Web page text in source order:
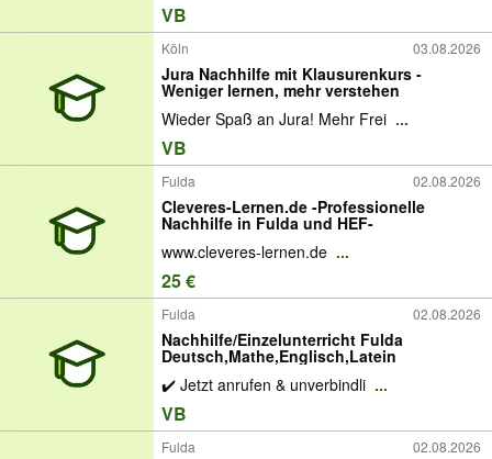
VB
Köln 03.08.2026
Jura Nachhilfe mit Klausurenkurs -
Weniger lernen, mehr verstehen
Wieder Spaß an Jura! Mehr Frei ...
VB
Fulda 02.08.2026
Cleveres-Lernen.de -Professionelle
Nachhilfe in Fulda und HEF-
www.cleveres-lernen.de ...
25 €
Fulda 02.08.2026
Nachhilfe/Einzelunterricht Fulda
Deutsch,Mathe,Englisch,Latein
✔️ Jetzt anrufen & unverbindli ...
VB
Fulda 02.08.2026